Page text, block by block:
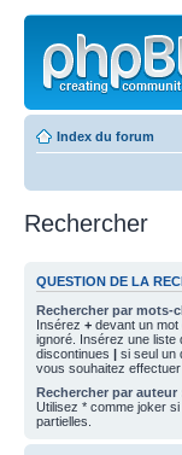
Index du forum
Rechercher
QUESTION DE LA
Rechercher par mots-
Insérez + devant un mot
ignoré. Insérez une
discontinues | si seul un
vous souhaitez
Rechercher par auteur
Utilisez * comme joker
partielles.